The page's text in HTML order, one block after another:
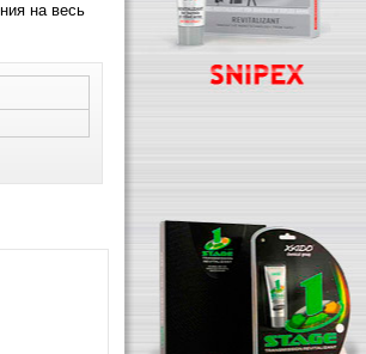
на весь